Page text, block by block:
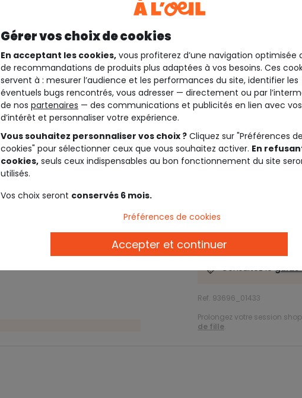
Description
Consultez leguide
Ref. 93696_01433
Prolongez votre session
de fille.
Gérer vos choix de cookies
En acceptant les cookies, vous profiterez d’une navigation optimisée
de recommandations de produits plus adaptées à vos besoins. Ces
servent à : mesurer l’audience et les performances du site, identifier les
éventuels bugs rencontrés, vous adresser — directement ou par
de nos partenaires — des communications et publicités en lien avec
d’intérêt et personnaliser votre expérience.
Vous souhaitez personnaliser vos choix ? Cliquez sur "Préférences de
cookies" pour sélectionner ceux que vous souhaitez activer. En
cookies, seuls ceux indispensables au bon fonctionnement du site
utilisés.
Vos choix seront conservés 6 mois.
Préférences de cookies
Accepter et continuer